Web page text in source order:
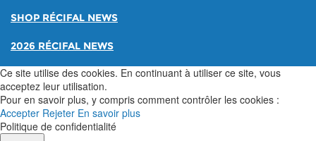
SHOP RÉCIFAL NEWS
2026 RÉCIFAL NEWS
Ce site utilise des cookies. En continuant à utiliser ce site, vous
acceptez leur utilisation.
Pour en savoir plus, y compris comment contrôler les cookies :
Accepter Rejeter En savoir plus
Politique de confidentialité